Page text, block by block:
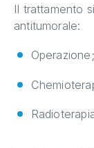
Il trattamento
antitumorale:
Operazione;